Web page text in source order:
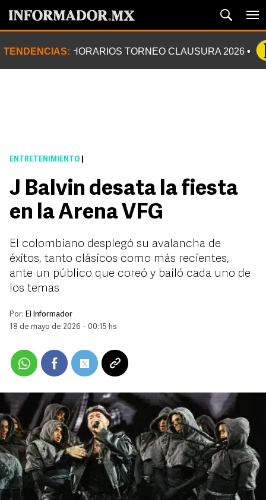
TENDENCIAS: HORARIOS TORNEO CLAUSURA 2026
ENTRETENIMIENTO
J Balvin desata la fiesta
en la Arena VFG
El colombiano desplegó su avalancha de
éxitos, tanto clásicos como más recientes,
ante un público que coreó y bailó cada uno de
los temas
Por: El Informador
18 de mayo de 2026 - 00:15 hs